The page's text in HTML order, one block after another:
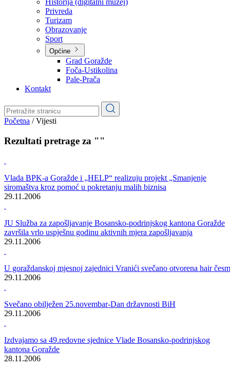
O kantonu
Simboli kantona (Grb, zastava)
Historija (digitalni muzej)
Privreda
Turizam
Obrazovanje
Općine
Pale-Prača
Kontakt
Vijesti